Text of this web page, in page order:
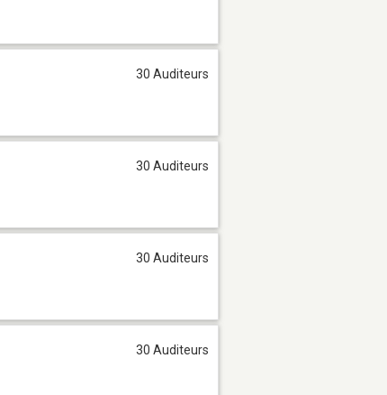
30 Auditeurs
30 Auditeurs
30 Auditeurs
30 Auditeurs